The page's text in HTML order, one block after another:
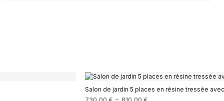
Salon de jardin 5 places en résine tressée